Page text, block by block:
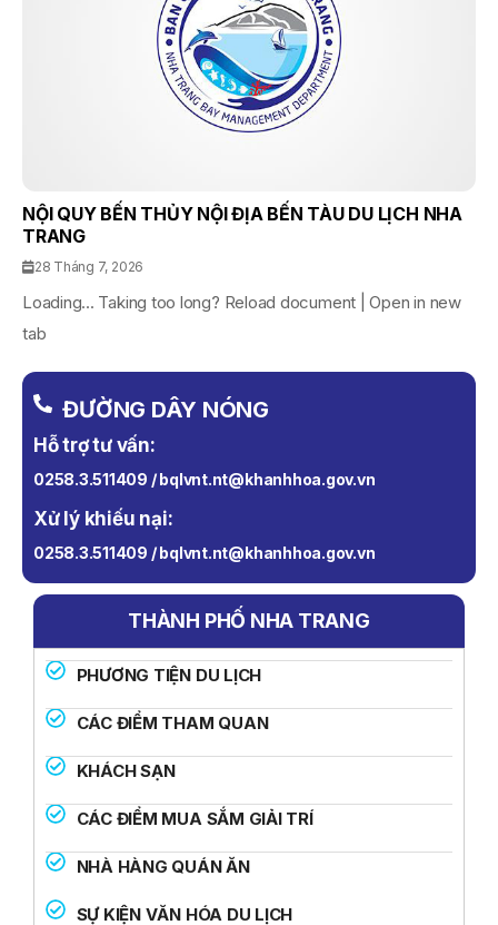
NỘI QUY BẾN THỦY NỘI ĐỊA BẾN TÀU DU LỊCH NHA
TRANG
28 Tháng 7, 2026
Loading... Taking too long? Reload document | Open in new
tab
ĐƯỜNG DÂY NÓNG
Hỗ trợ tư vấn:
0258.3.511409 / bqlvnt.nt@khanhhoa.gov.vn
Xử lý khiếu nại:
0258.3.511409 / bqlvnt.nt@khanhhoa.gov.vn
THÀNH PHỐ NHA TRANG
PHƯƠNG TIỆN DU LỊCH
CÁC ĐIỂM THAM QUAN
KHÁCH SẠN
CÁC ĐIỂM MUA SẮM GIẢI TRÍ
NHÀ HÀNG QUÁN ĂN
SỰ KIỆN VĂN HÓA DU LỊCH